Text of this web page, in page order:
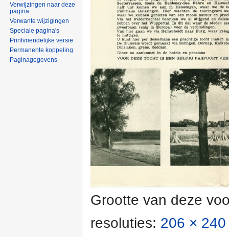
Grootte van deze
resoluties: 206 ×
Verwijzingen naar deze
pagina
Verwante wijzigingen
Speciale pagina's
Printvriendelijke versie
Permanente koppeling
Paginagegevens